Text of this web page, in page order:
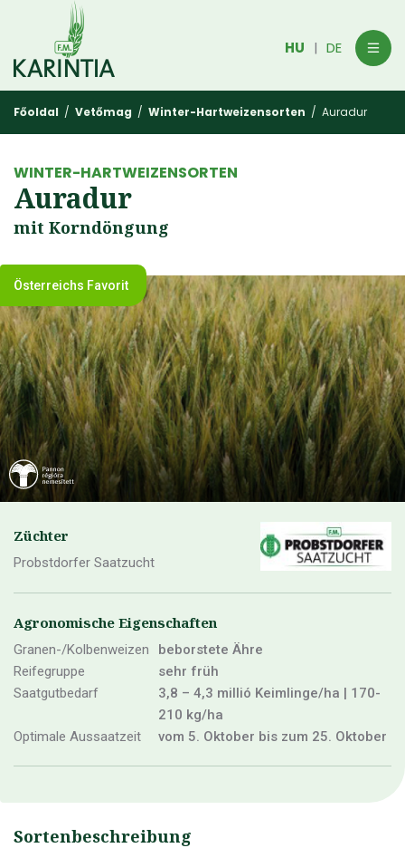
HU | DE
Főoldal / Vetőmag / Winter-Hartweizensorten / Auradur
WINTER-HARTWEIZENSORTEN
Auradur
mit Korndöngung
Österreichs Favorit
Züchter
Probstdorfer Saatzucht
Agronomische Eigenschaften
Granen-/Kolbenweizen
beborstete Ähre
Reifegruppe
sehr früh
Saatgutbedarf
3,8 – 4,3 millió Keimlinge/ha | 170-
210 kg/ha
Optimale Aussaatzeit
vom 5. Oktober bis zum 25. Oktober
Sortenbeschreibung